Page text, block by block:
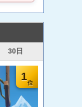
30日
1